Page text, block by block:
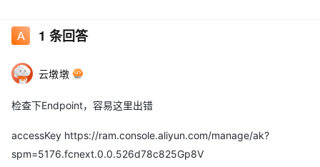
1 条回答
云墩墩
检查下Endpoint，容易这里出错
accessKey https://ram.console.aliyun.com/manage/ak?
spm=5176.fcnext.0.0.526d78c825Gp8V